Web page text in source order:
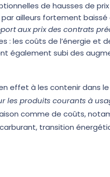
de hausses de
ailleurs fortement baissé
aux prix des contrats
: les coûts de l’énergie et
également subi des
effet à les contenir dans
les produits courants à
comme de coûts,
transition